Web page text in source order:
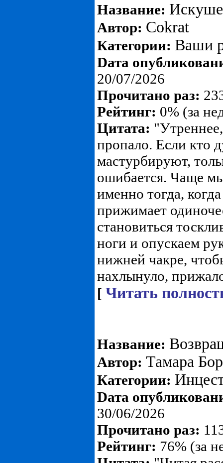
Название:
Автор: Cokrat
Категории: Ваши
Dата
20/07/2026
Прочитано раз:
Рейтинг: 0% (за
Цитата:
пропало. Если кто
мастурбируют,
ошибается. Чаще
именно тогда,
прижимает
становиться
ноги и опускаем
нижней чакре,
нахлынуло,
[ Читать
Название:
Автор: Тамара
Категории:
Dата
30/06/2026
Прочитано раз:
Рейтинг: 76% (за